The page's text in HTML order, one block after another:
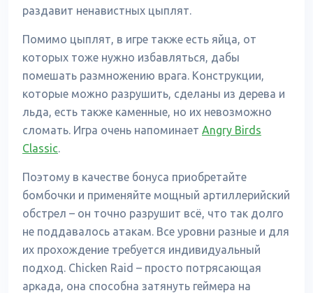
раздавит ненавистных цыплят.
Помимо цыплят, в игре также есть яйца, от
которых тоже нужно избавляться, дабы
помешать размножению врага. Конструкции,
которые можно разрушить, сделаны из дерева и
льда, есть также каменные, но их невозможно
сломать. Игра очень напоминает Angry Birds
Classic.
Поэтому в качестве бонуса приобретайте
бомбочки и применяйте мощный артиллерийский
обстрел – он точно разрушит всё, что так долго
не поддавалось атакам. Все уровни разные и для
их прохождение требуется индивидуальный
подход. Chicken Raid – просто потрясающая
аркада, она способна затянуть геймера на